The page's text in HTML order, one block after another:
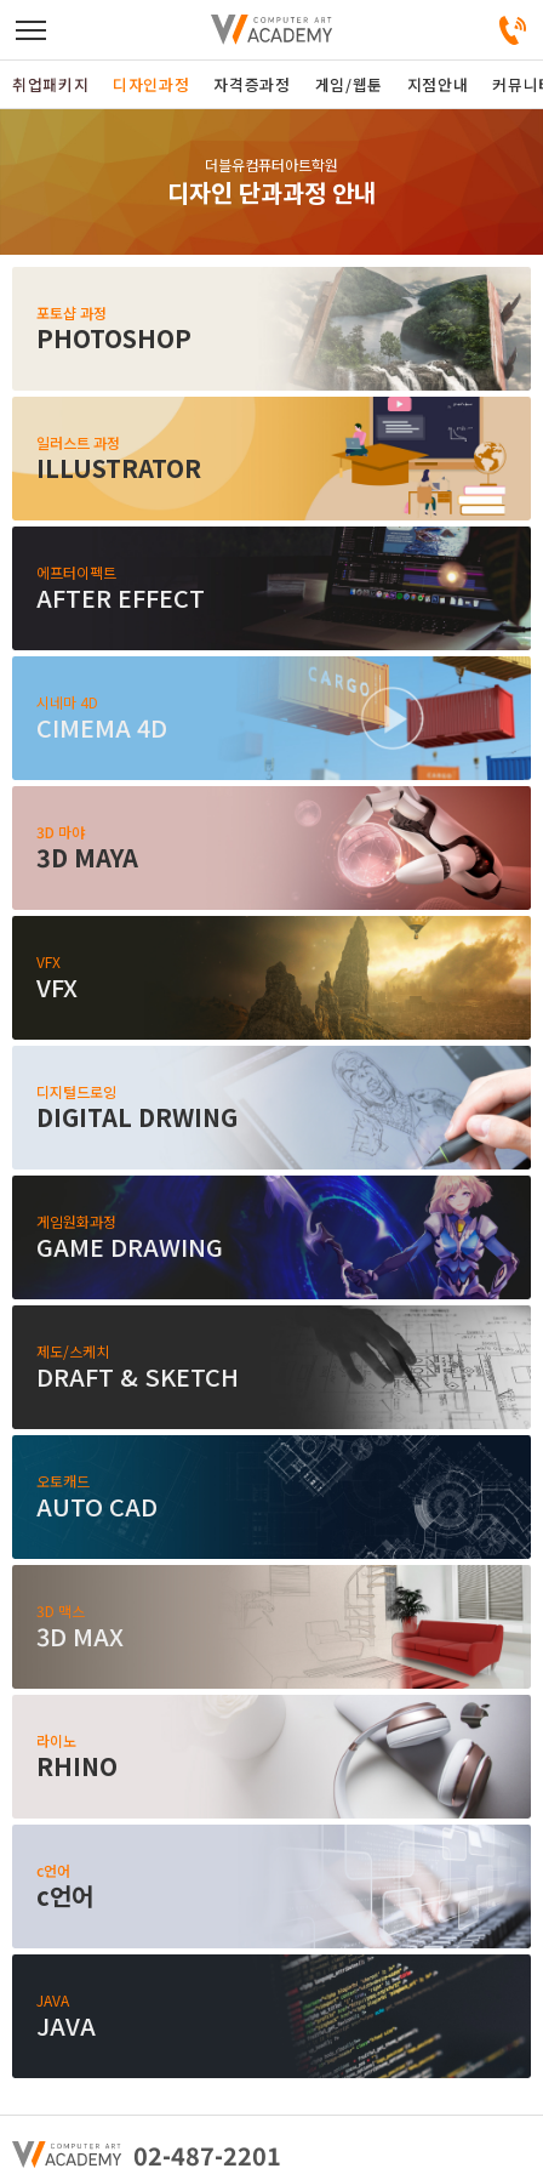
게임과정
커뮤니티
취업패키지
취업지원센터
아카데미소개
취업패키지 디자인과정 자격증과정 게임/웹툰 지점안내 커뮤니
더블유컴퓨터아트학원
디자인 단과과정 안내
포토샵 과정
PHOTOSHOP
일러스트 과정
ILLUSTRATOR
에프터이펙트
AFTER EFFECT
시네마 4D
CIMEMA 4D
3D 마야
3D MAYA
VFX
VFX
디지털드로잉
DIGITAL DRWING
게임원화과정
GAME DRAWING
제도/스케치
DRAFT & SKETCH
오토캐드
AUTO CAD
3D 맥스
3D MAX
라이노
RHINO
c언어
c언어
JAVA
JAVA
02-487-2201